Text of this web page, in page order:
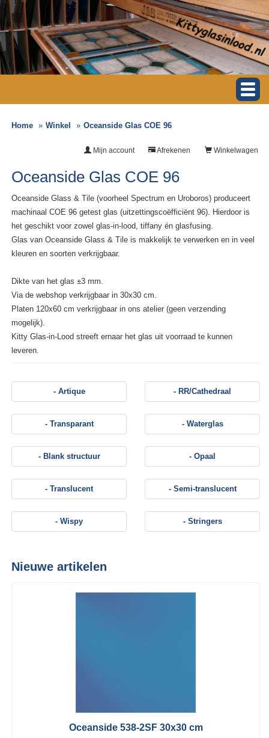
Home Winkel Oceanside Glas COE 96
Winkelwagen
Afrekenen
Mijn account
Oceanside Glas COE 96
Oceanside Glass & Tile (voorheel Spectrum en Uroboros) produceert
machinaal COE 96 getest glas (uitzettingscoëfficiënt 96). Hierdoor is
het geschikt voor zowel glas-in-lood, tiffany én glasfusing.
Glas van Oceanside Glass & Tile is makkelijk te verwerken en in veel
kleuren en soorten verkrijgbaar.
Dikte van het glas ±3 mm.
Via de webshop verkrijgbaar in 30x30 cm.
Platen 120x60 cm verkrijgbaar in ons atelier (geen verzending
mogelijk).
Kitty Glas-in-Lood streeft ernaar het glas uit voorraad te kunnen
leveren.
- Artique - RR/Cathedraal
- Transparant - Waterglas
- Blank structuur - Opaal
- Translucent - Semi-translucent
- Wispy - Stringers
Nieuwe artikelen
Oceanside 538-2SF 30x30 cm